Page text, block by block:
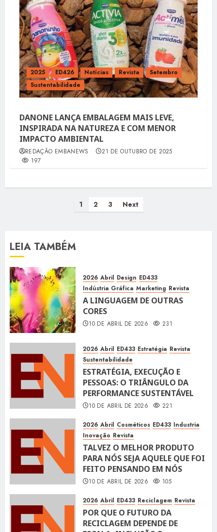
2025 ED426 Notícias Revista
Setembro
Sustentabilidade
DANONE LANÇA EMBALAGEM MAIS LEVE,
INSPIRADA NA NATUREZA E COM MENOR
IMPACTO AMBIENTAL
REDAÇÃO EMBANEWS
21 DE OUTUBRO DE 2025
197
Paginação
posts
1 2 3 Next
LEIA TAMBÉM
2026 Abril Design ED433
Indústria Gráfica Marketing Revista
A LINGUAGEM DE OUTRAS
CORES
10 DE ABRIL DE 2026 231
2026 Abril ED433 Estratégia Revista
Sustentabilidade
ESTRATÉGIA, EXECUÇÃO E
PESSOAS: O TRIÂNGULO DA
PERFORMANCE SUSTENTÁVEL
10 DE ABRIL DE 2026 221
2026 Abril Cosméticos ED433 Industria
Inovação Revista
TALVEZ O MELHOR PRODUTO
PARA NÓS SEJA AQUELE QUE FOI
FEITO PENSANDO EM NÓS
10 DE ABRIL DE 2026 105
2026 Abril ED433 Reciclagem Revista
POR QUE O FUTURO DA
RECICLAGEM DEPENDE DE